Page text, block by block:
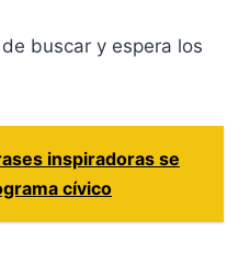
buscar y espera los
inspiradoras se
cívico